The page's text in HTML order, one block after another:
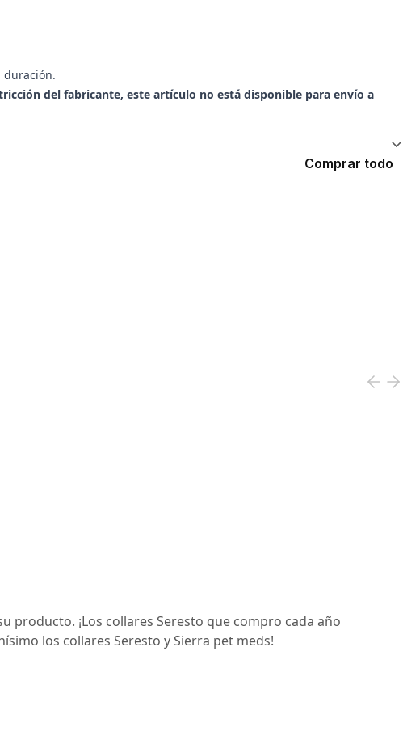
duración.
del fabricante, este artículo no está disponible para envío a
Comprar todo
producto. ¡Los collares Seresto que compro cada año
los collares Seresto y Sierra pet meds!